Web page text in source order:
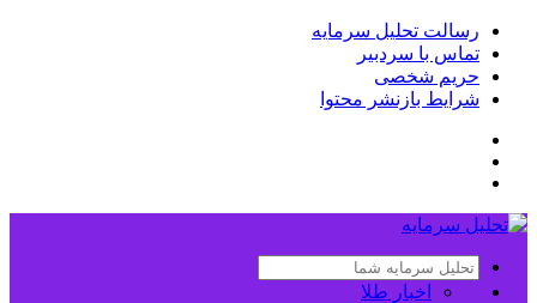
رسالت تحلیل سرمایه
تماس با سردبیر
حریم شخصی
شرایط بازنشر محتوا
اخبار طلا